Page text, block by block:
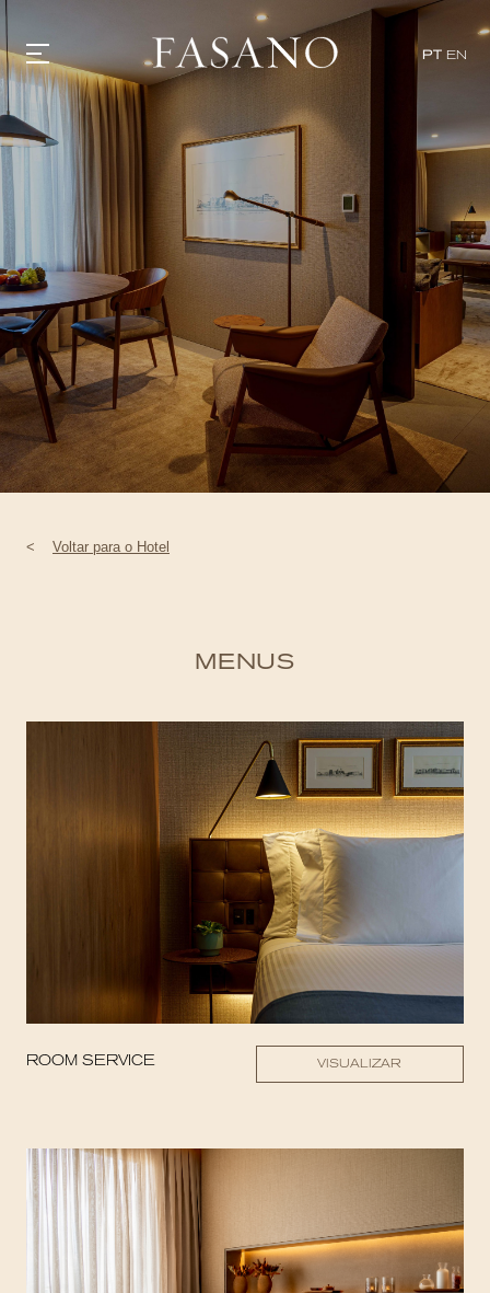
PT EN
GASTRONOMIA
EVENTOS
VILLAS
SHOP | SELEZIONE
DESCUBRA
WHAT'S COOKING
CORRIERE
HISTÓRIA
SUSTENTABILIDADE
CONTATO
< Voltar para o Hotel
MENUS
ROOM SERVICE VISUALIZAR